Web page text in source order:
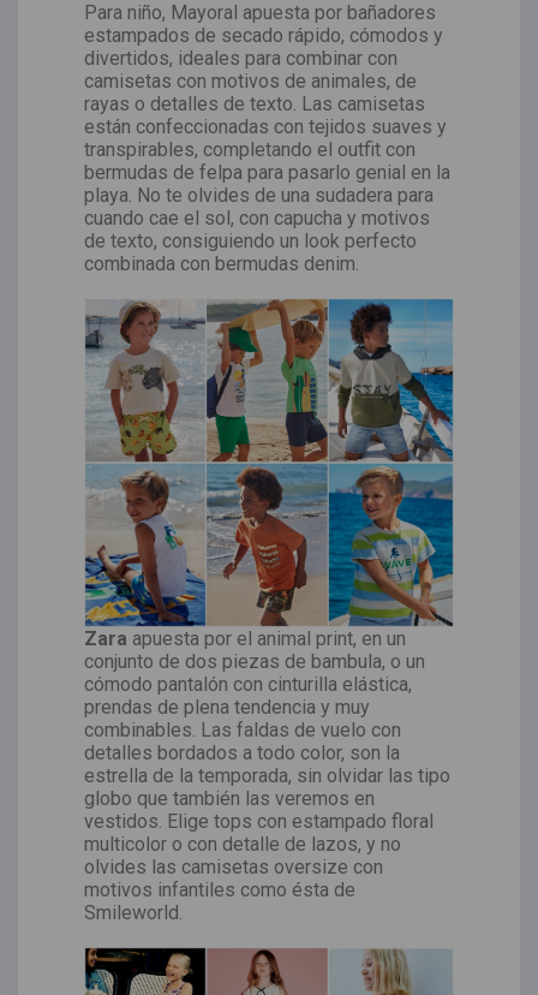
Para niño, Mayoral apuesta por bañadores
estampados de secado rápido, cómodos y
divertidos, ideales para combinar con
camisetas con motivos de animales, de
rayas o detalles de texto. Las camisetas
están confeccionadas con tejidos suaves y
transpirables, completando el outfit con
bermudas de felpa para pasarlo genial en la
playa. No te olvides de una sudadera para
cuando cae el sol, con capucha y motivos
de texto, consiguiendo un look perfecto
combinada con bermudas denim.
Zara apuesta por el animal print, en un
conjunto de dos piezas de bambula, o un
cómodo pantalón con cinturilla elástica,
prendas de plena tendencia y muy
combinables. Las faldas de vuelo con
detalles bordados a todo color, son la
estrella de la temporada, sin olvidar las tipo
globo que también las veremos en
vestidos. Elige tops con estampado floral
multicolor o con detalle de lazos, y no
olvides las camisetas oversize con
motivos infantiles como ésta de
Smileworld.